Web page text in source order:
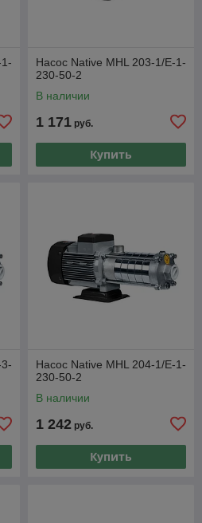
Насос Native MHL 203-1/E-1-
230-50-2
В наличии
1 171 руб.
Купить
Насос Native MHL 204-1/E-1-
230-50-2
В наличии
1 242 руб.
Купить